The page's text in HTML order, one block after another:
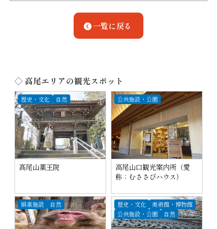
一覧に戻る
◇ 高尾エリアの観光スポット
歴史・文化 自然
髙尾山薬王院
公共施設・公園
高尾山口観光案内所（愛
称：むささびハウス）
娯楽施設 自然 歴史・文化
美術館・博物館
公共施設・公園
自然